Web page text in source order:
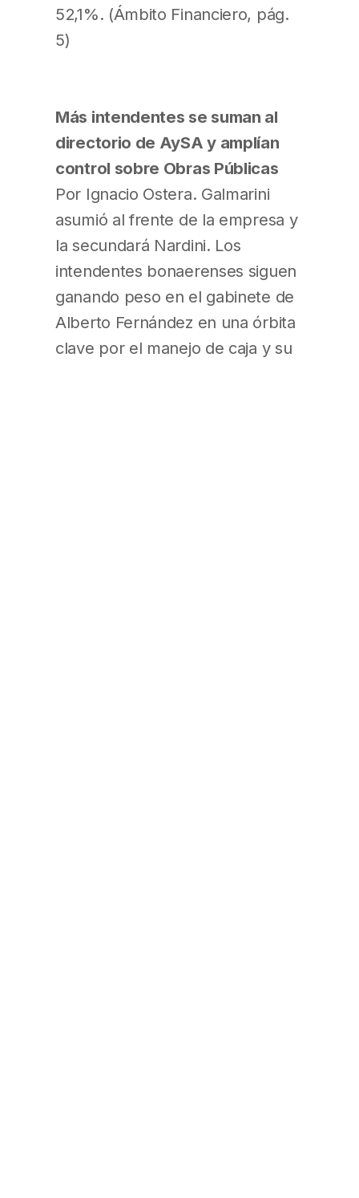
52,1%. (Ámbito Financiero, pág.
5)
Más intendentes se suman al
directorio de AySA y amplían
control sobre Obras Públicas
Por Ignacio Ostera. Galmarini
asumió al frente de la empresa y
la secundará Nardini. Los
intendentes bonaerenses siguen
ganando peso en el gabinete de
Alberto Fernández en una órbita
clave por el manejo de caja y su